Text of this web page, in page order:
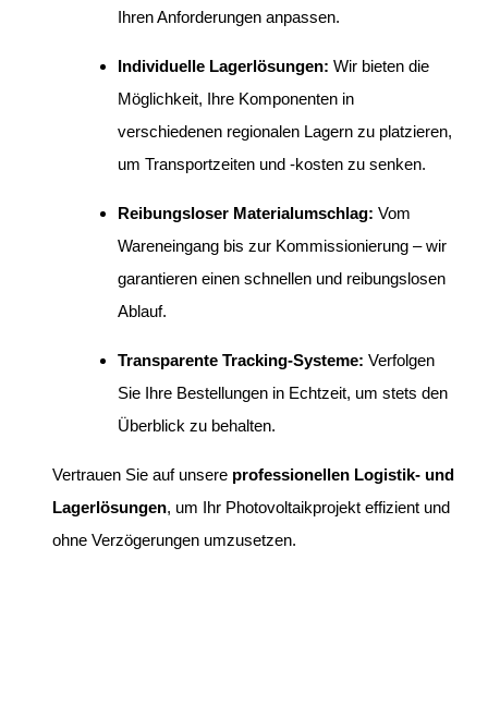
Ihren Anforderungen anpassen.
Individuelle Lagerlösungen: Wir bieten die
Möglichkeit, Ihre Komponenten in
verschiedenen regionalen Lagern zu platzieren,
um Transportzeiten und -kosten zu senken.
Reibungsloser Materialumschlag: Vom
Wareneingang bis zur Kommissionierung – wir
garantieren einen schnellen und reibungslosen
Ablauf.
Transparente Tracking-Systeme: Verfolgen
Sie Ihre Bestellungen in Echtzeit, um stets den
Überblick zu behalten.
Vertrauen Sie auf unsere professionellen Logistik- und
Lagerlösungen, um Ihr Photovoltaikprojekt effizient und
ohne Verzögerungen umzusetzen.